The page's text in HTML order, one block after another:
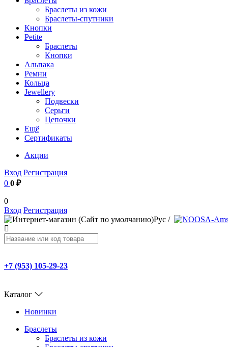
Браслеты из кожи
Браслеты-спутники
Кнопки
Petite
Браслеты
Кнопки
Альпака
Ремни
Кольца
Jewellery
Подвески
Серьги
Цепочки
Ещё
Сертификаты
Акции
Вход Регистрация
0 0 ₽
0
Вход Регистрация
Рус /
+7 (953) 105-29-23
Каталог
Новинки
Браслеты
Браслеты из кожи